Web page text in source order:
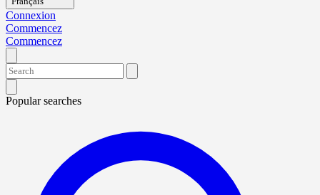
Connexion
Commencez
Commencez
Popular searches